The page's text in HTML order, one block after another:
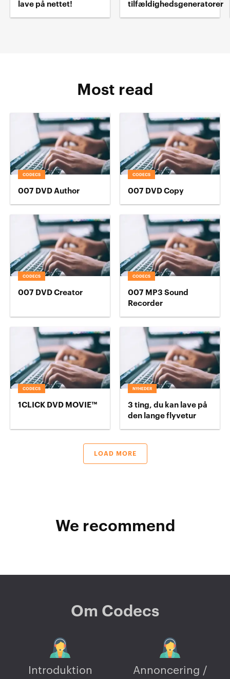
lave på nettet!
tilfældighedsgeneratorer
Most read
CODECS
007 DVD Author
CODECS
007 DVD Copy
CODECS
007 DVD Creator
CODECS
007 MP3 Sound
Recorder
CODECS
1CLICK DVD MOVIE™
NYHEDER
3 ting, du kan lave på
den lange flyvetur
LOAD MORE
We recommend
Om Codecs
Introduktion
Annoncering /